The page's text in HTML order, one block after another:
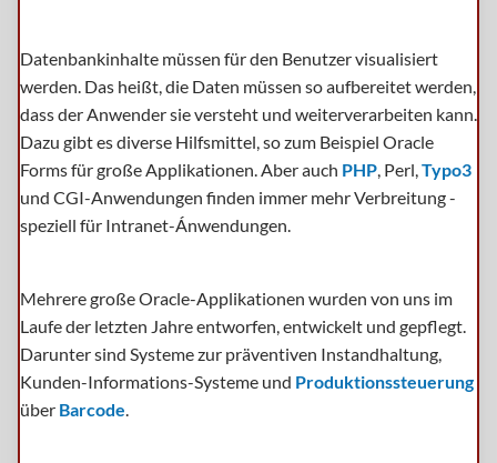
Datenbankinhalte müssen für den Benutzer visualisiert
werden. Das heißt, die Daten müssen so aufbereitet werden,
dass der Anwender sie versteht und weiterverarbeiten kann.
Dazu gibt es diverse Hilfsmittel, so zum Beispiel Oracle
Forms für große Applikationen. Aber auch PHP, Perl,Typo3
und CGI-Anwendungen finden immer mehr Verbreitung -
speziell für Intranet-Ánwendungen.
Mehrere große Oracle-Applikationen wurden von uns im
Laufe der letzten Jahre entworfen, entwickelt und gepflegt.
Darunter sind Systeme zur präventiven Instandhaltung,
Kunden-Informations-Systeme und Produktionssteuerung
über Barcode.